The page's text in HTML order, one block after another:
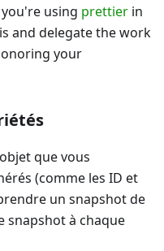
using prettier in
and delegate the work
your
que vous
(comme les ID et
un snapshot de
snapshot à chaque